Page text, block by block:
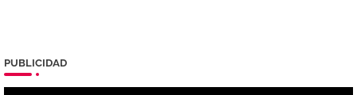
PUBLICIDAD